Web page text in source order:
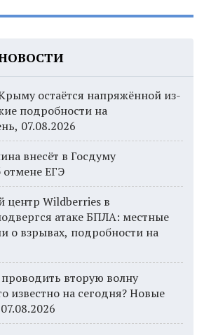
остаётся напряжённой из-
подробности на
07.08.2026
внесёт в Госдуму
отмене ЕГЭ
центр Wildberries в
атаке БПЛА: местные
о взрывах, подробности на
вторую волну
известно на сегодня? Новые